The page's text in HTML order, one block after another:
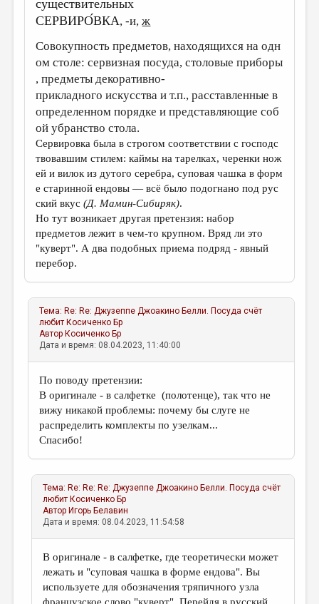
существительных
СЕРВИРО́ВКА, -и,ж
Совокупность предметов, находящихся на одн
ом столе: сервизная посуда, столовые приборы
, предметы декоративно-
прикладного искусства и т.п., расставленные в
определенном порядке и представляющие соб
ой убранство стола.
Сервировка была в строгом соответствии с господс
твовавшим стилем: каймы на тарелках, черенки нож
ей и вилок из дутого серебра, суповая чашка в форм
е старинной ендовы — всё было подогнано под рус
ский вкус(Д. Мамин-Сибиряк).
Но тут возникает другая претензия: набор
предметов лежит в чем-то крупном. Вряд ли это
"куверт". А два подобных приема подряд - явный
перебор.
Тема:Re: Re: Джузеппе Джоакино Белли. Посуда счёт
любит Косиченко Бр
АвторКосиченко Бр
Дата и время: 08.04.2023, 11:40:00
По поводу претензии:
В оригинале - в салфетке (полотенце), так что не
вижу никакой проблемы: почему бы слуге не
распределить комплекты по узелкам...
Спасибо!
Тема:Re: Re: Re: Джузеппе Джоакино Белли. Посуда счёт
любит Косиченко Бр
АвторИгорь Белавин
Дата и время: 08.04.2023, 11:54:58
В оригинале - в салфетке, где теоретически может
лежать и "суповая чашка в форме ендова". Вы
используете для обозначения тряпичного узла
французское слово "куверт". Перейдя в русский,